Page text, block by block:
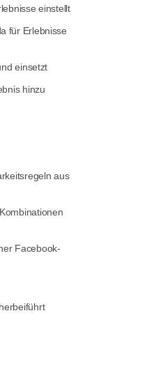
einstellt
für Erlebnisse
einsetzt
hinzu
aus
Facebook-